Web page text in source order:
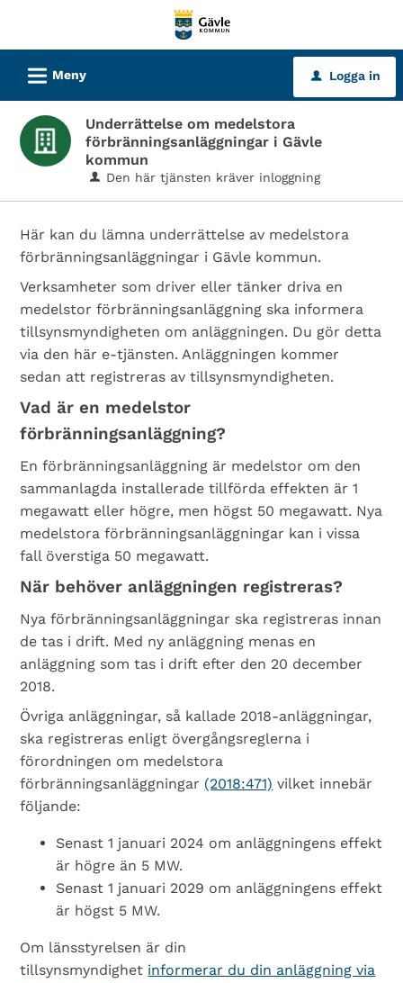
tjänster
Gävle
kommun
L Meny u Logga in
Underrättelse om medelstora
förbränningsanläggningar i Gävle
kommun
Den här tjänsten kräver inloggning
Här kan du lämna underrättelse av medelstora
förbränningsanläggningar i Gävle kommun.
Verksamheter som driver eller tänker driva en
medelstor förbränningsanläggning ska informera
tillsynsmyndigheten om anläggningen. Du gör detta
via den här e-tjänsten. Anläggningen kommer
sedan att registreras av tillsynsmyndigheten.
Vad är en medelstor
förbränningsanläggning?
En förbränningsanläggning är medelstor om den
sammanlagda installerade tillförda effekten är 1
megawatt eller högre, men högst 50 megawatt. Nya
medelstora förbränningsanläggningar kan i vissa
fall överstiga 50 megawatt.
När behöver anläggningen registreras?
Nya förbränningsanläggningar ska registreras innan
de tas i drift. Med ny anläggning menas en
anläggning som tas i drift efter den 20 december
2018.
Övriga anläggningar, så kallade 2018-anläggningar,
ska registreras enligt övergångsreglerna i
förordningen om medelstora
förbränningsanläggningar (2018:471) vilket innebär
följande:
Senast 1 januari 2024 om anläggningens effekt
är högre än 5 MW.
Senast 1 januari 2029 om anläggningens effekt
är högst 5 MW.
Om länsstyrelsen är din
tillsynsmyndighet informerar du din anläggning via